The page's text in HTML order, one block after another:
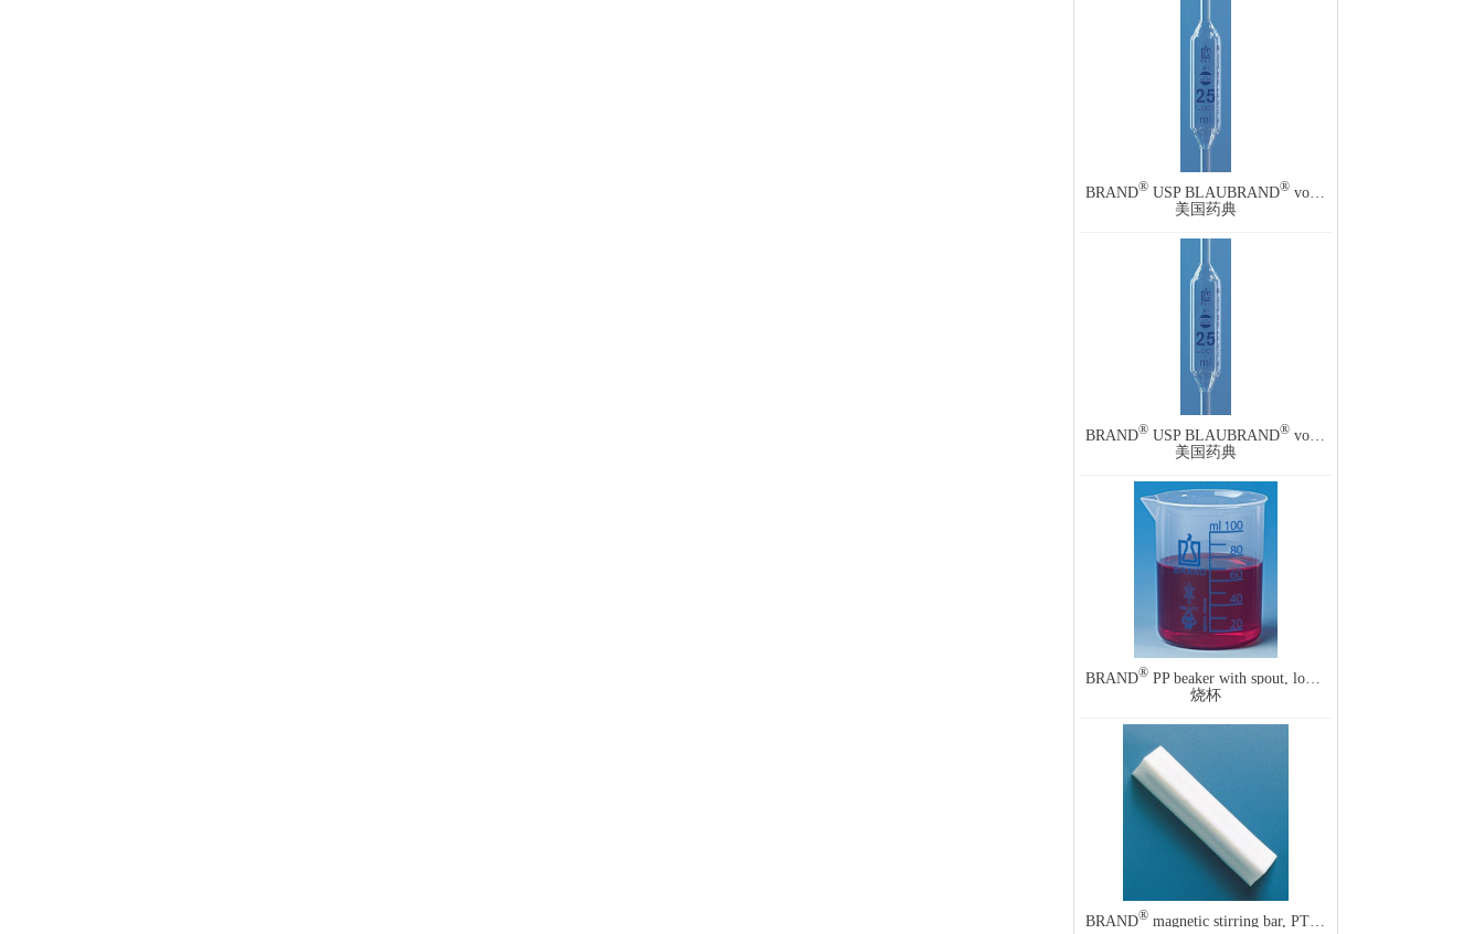
BRAND® USP BLAUBRAND® volumetric pipettes, one-mark
美国药典
BRAND® USP BLAUBRAND® volumetric pipettes, one-mark
美国药典
BRAND® PP beaker with spout, low form
烧杯
BRAND® magnetic stirring bar, PTFE, triangular